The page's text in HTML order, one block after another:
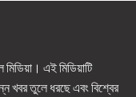
এই মিডিয়াটি
খবর তুলে ধরছে এবং বিশ্বের